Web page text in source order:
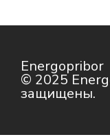
Energopribor
© 2025
защищены.